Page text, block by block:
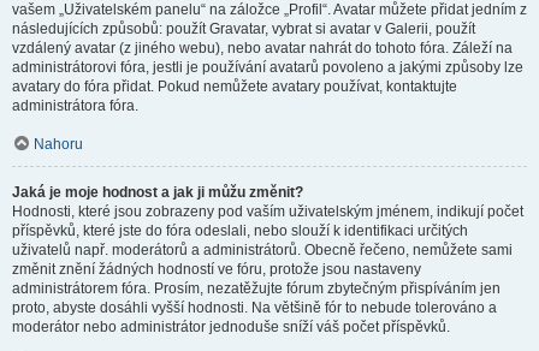
vašem „Uživatelském panelu“ na záložce „Profil“. Avatar můžete přidat jedním z
následujících způsobů: použít Gravatar, vybrat si avatar v Galerii, použít
vzdálený avatar (z jiného webu), nebo avatar nahrát do tohoto fóra. Záleží na
administrátorovi fóra, jestli je používání avatarů povoleno a jakými způsoby lze
avatary do fóra přidat. Pokud nemůžete avatary používat, kontaktujte
administrátora fóra.
Nahoru
Jaká je moje hodnost a jak ji můžu změnit?
Hodnosti, které jsou zobrazeny pod vaším uživatelským jménem, indikují počet
příspěvků, které jste do fóra odeslali, nebo slouží k identifikaci určitých
uživatelů např. moderátorů a administrátorů. Obecně řečeno, nemůžete sami
změnit znění žádných hodností ve fóru, protože jsou nastaveny
administrátorem fóra. Prosím, nezatěžujte fórum zbytečným přispíváním jen
proto, abyste dosáhli vyšší hodnosti. Na většině fór to nebude tolerováno a
moderátor nebo administrátor jednoduše sníží váš počet příspěvků.